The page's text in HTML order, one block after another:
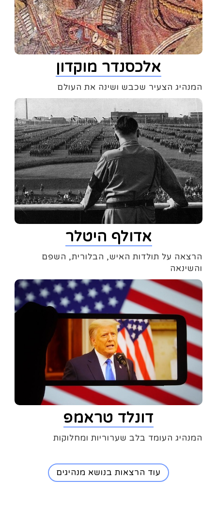
אלכסנדר מוקדון
המנהיג הצעיר שכבש ושינה את העולם
אדולף היטלר
הרצאה על תולדות האיש, הבלורית, השפם
והשינאה
דונלד טראמפ
המנהיג העומד בלב שערוריות ומחלוקות
עוד הרצאות בנושא מנהיגים